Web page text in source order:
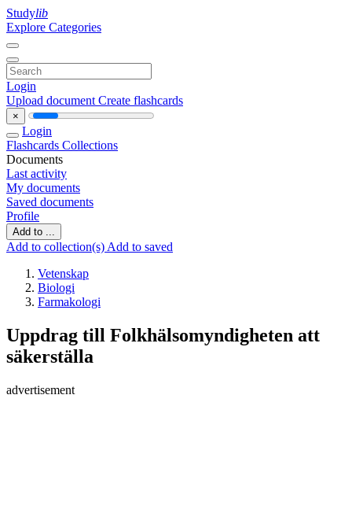
Studylib
Explore Categories
Login
Upload document Create flashcards
×
Login
Flashcards Collections
Documents
Last activity
My documents
Saved documents
Profile
Add to ...
Add to collection(s) Add to saved
Vetenskap
Biologi
Farmakologi
Uppdrag till Folkhälsomyndigheten att
säkerställa
advertisement